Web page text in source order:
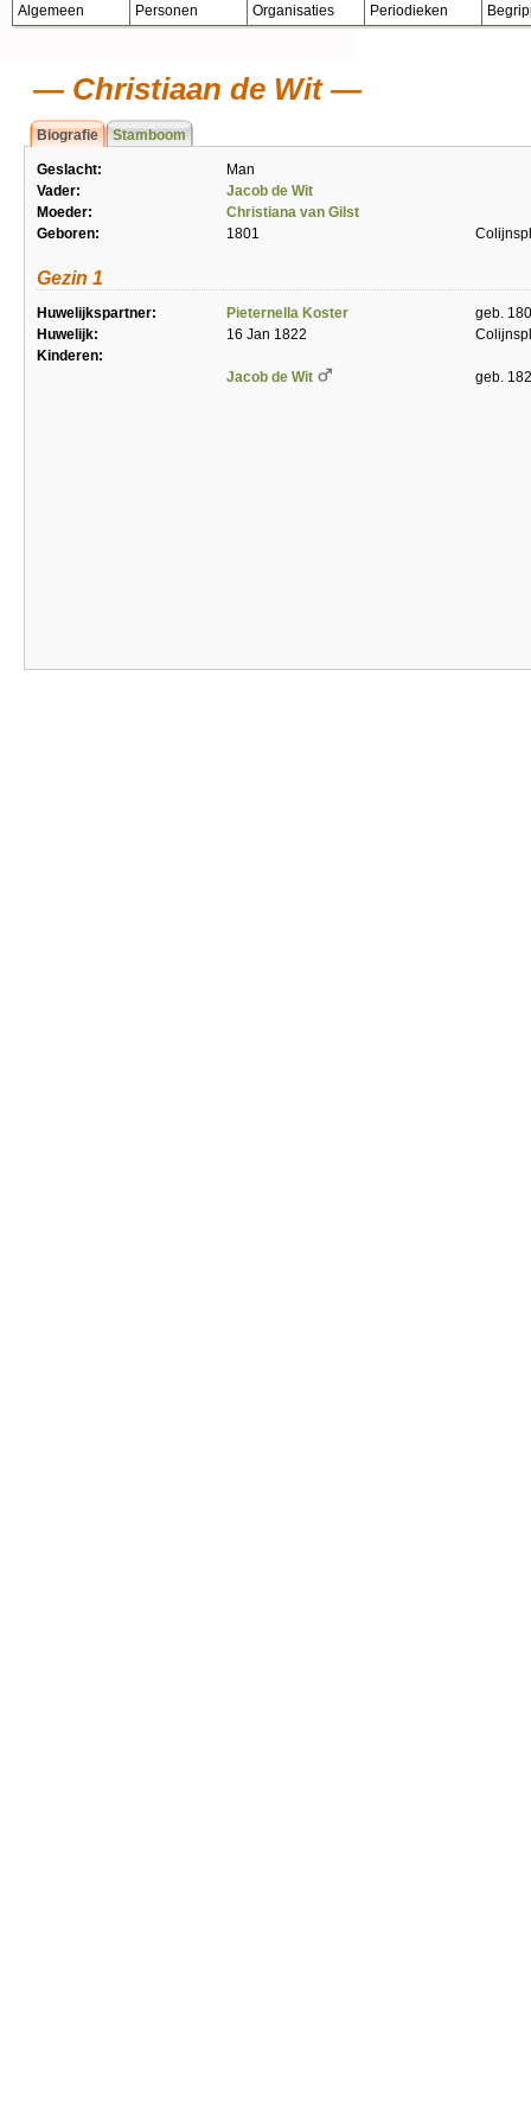
Algemeen Personen Organisaties Periodieken
Christiaan de Wit
Biografie Stamboom
Geslacht:
Man
Vader:
Jacob de Wit
Moeder:
Christiana van Gilst
Geboren:
1801
Gezin 1
Huwelijkspartner: Pieternella Koster
geb.
Huwelijk:
16 Jan 1822
Kinderen:
Jacob de Wit
geb.